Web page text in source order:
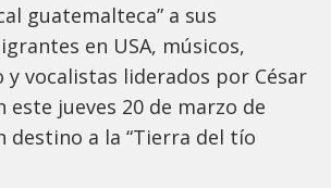
guatemalteca” a sus
en USA, músicos,
y vocalistas liderados por César
este jueves 20 de marzo de
destino a la “Tierra del tío